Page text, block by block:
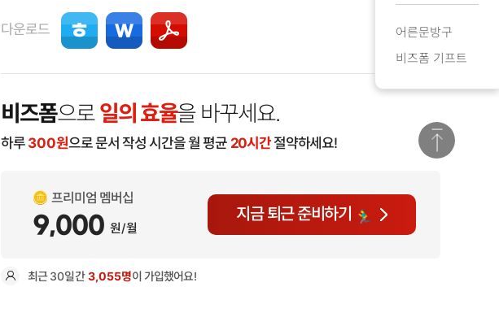
다운로드
비즈폼으로일의 효율을 바꾸세요.
하루 300원으로 문서 작성 시간을 월 평균 20시간절약하세요!
프리미엄 멤버십
9,000 원/월
지금 퇴근 준비하기
최근30일간3,055명이 가입했어요!
어른문방구
비즈폼 기프트